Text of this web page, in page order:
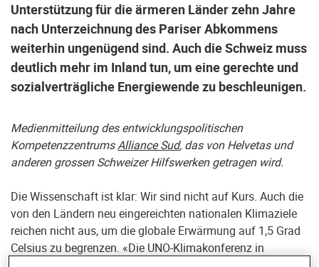
Unterstützung für die ärmeren Länder zehn Jahre
nach Unterzeichnung des Pariser Abkommens
weiterhin ungenügend sind. Auch die Schweiz muss
deutlich mehr im Inland tun, um eine gerechte und
sozialverträgliche Energiewende zu beschleunigen.
Medienmitteilung des entwicklungspolitischen
KompetenzzentrumsAlliance Sud, das von Helvetas und
anderen grossen Schweizer Hilfswerken getragen wird.
Die Wissenschaft ist klar: Wir sind nicht auf Kurs. Auch die
von den Ländern neu eingereichten nationalen Klimaziele
reichen nicht aus, um die globale Erwärmung auf 1,5 Grad
Celsius zu be­grenzen. «Die UNO-Klimakonferenz in